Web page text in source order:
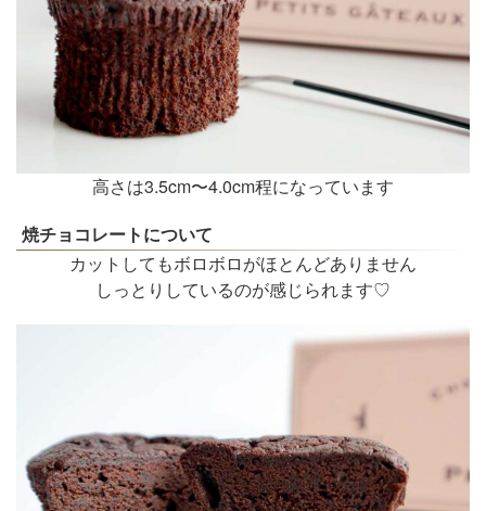
高さは3.5cm〜4.0cm程になっています
焼チョコレートについて
カットしてもボロボロがほとんどありません
しっとりしているのが感じられます♡